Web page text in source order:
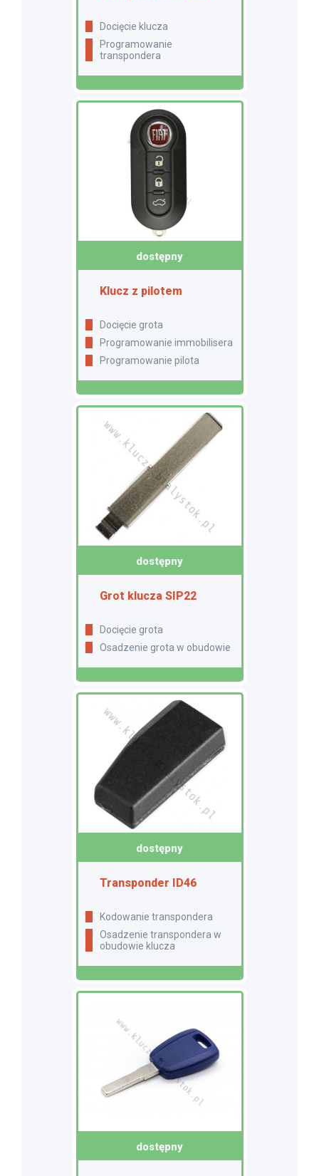
docięcie klucza
programowanie
transpondera
dostępny
Klucz z pilotem
Docięcie grota
Programowanie immobilisera
Programowanie pilota
dostępny
Grot klucza SIP22
Docięcie grota
Osadzenie grota w obudowie
dostępny
Transponder ID46
Kodowanie transpondera
Osadzenie transpondera w
obudowie klucza
dostępny